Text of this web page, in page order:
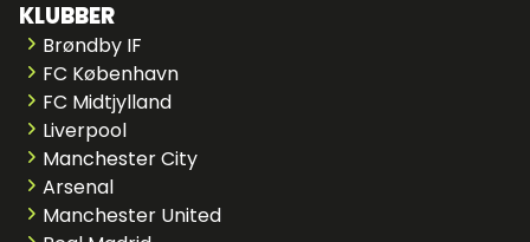
KLUBBER
Brøndby IF
FC København
FC Midtjylland
Liverpool
Manchester City
Arsenal
Manchester United